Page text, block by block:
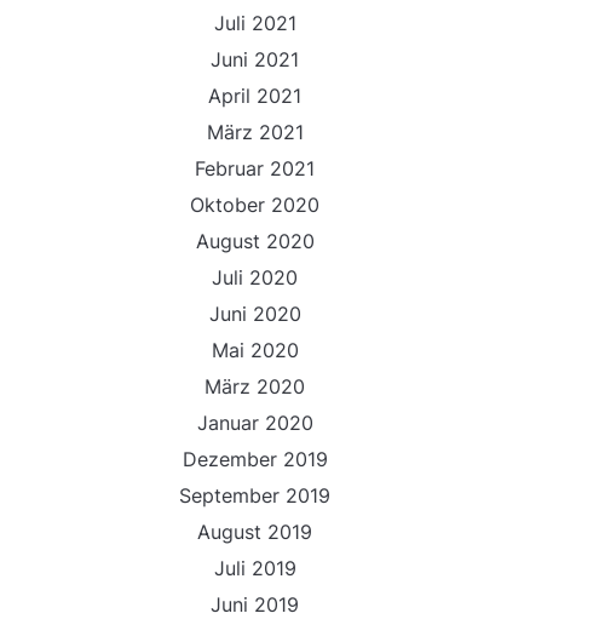
Juli 2021
Juni 2021
April 2021
März 2021
Februar 2021
Oktober 2020
August 2020
Juli 2020
Juni 2020
Mai 2020
März 2020
Januar 2020
Dezember 2019
September 2019
August 2019
Juli 2019
Juni 2019